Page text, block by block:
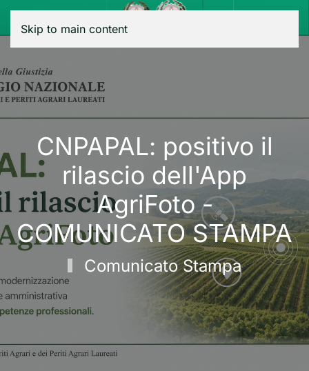
Skip to main content
CNPAPAL: positivo il
rilascio dell'App
AgriFoto -
COMUNICATO STAMPA
Comunicato Stampa